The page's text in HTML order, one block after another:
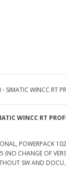
WINCC RT
POWERPACK
(NO CHANGE OF
SW AND